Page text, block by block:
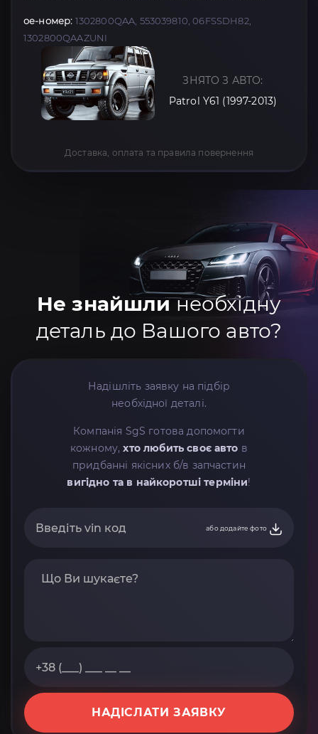
oe-номер: 1302800QAA, 553039810, 06FSSDH82,
1302800QAAZUNI
ЗНЯТО З АВТО:
Patrol Y61 (1997-2013)
Доставка, оплата та правила повернення
Не знайшлинеобхідну
деталь до Вашого авто?
Надішліть заявку на підбір
необхідної деталі.
Компанія SgS готова допомогти
кожному,хто любить своє авто в
придбанні якісних б/в запчастин
вигідно та в найкоротші терміни!
або додайте фото
НАДІСЛАТИ ЗАЯВКУ